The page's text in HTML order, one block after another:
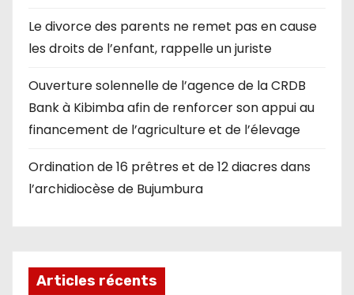
Le divorce des parents ne remet pas en cause
les droits de l’enfant, rappelle un juriste
Ouverture solennelle de l’agence de la CRDB
Bank à Kibimba afin de renforcer son appui au
financement de l’agriculture et de l’élevage
Ordination de 16 prêtres et de 12 diacres dans
l’archidiocèse de Bujumbura
Articles récents